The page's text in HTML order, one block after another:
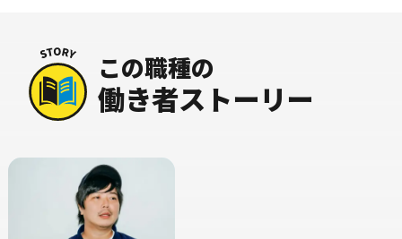
この職種の
働き者ストーリー